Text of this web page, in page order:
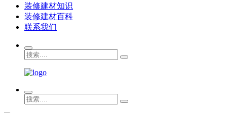
装修建材知识
装修建材百科
联系我们